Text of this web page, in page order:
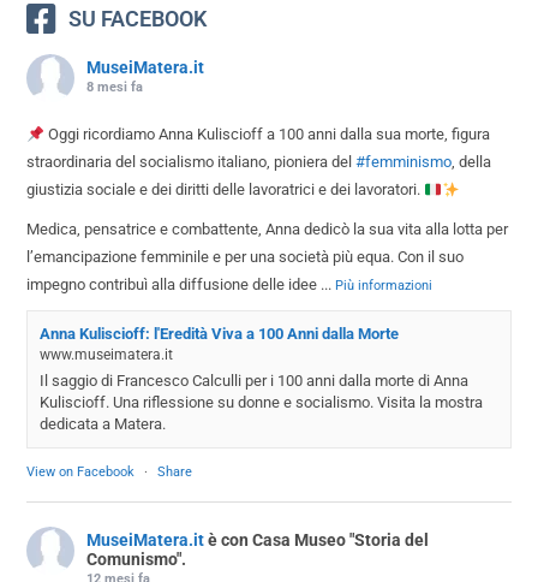
SU FACEBOOK
MuseiMatera.it
8 mesi fa
Oggi ricordiamo Anna Kuliscioff a 100 anni dalla sua morte, figura
straordinaria del socialismo italiano, pioniera del#femminismo, della
giustizia sociale e dei diritti delle lavoratrici e dei lavoratori.
Medica, pensatrice e combattente, Anna dedicò la sua vita alla lotta per
l’emancipazione femminile e per una società più equa. Con il suo
impegno contribuì alla diffusione delle idee ... Più informazioni
Anna Kuliscioff: l'Eredità Viva a 100 Anni dalla Morte
www.museimatera.it
Il saggio di Francesco Calculli per i 100 anni dalla morte di Anna
Kuliscioff. Una riflessione su donne e socialismo. Visita la mostra
dedicata a Matera.
View on Facebook · Share
MuseiMatera.it è con Casa Museo "Storia del
Comunismo".